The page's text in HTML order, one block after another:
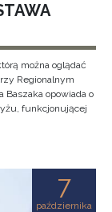
można oglądać
Regionalnym
Baszaka opowiada o
funkcjonującej
7
października